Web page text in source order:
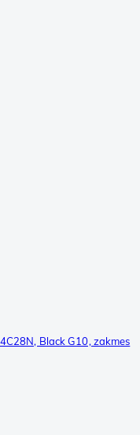
Black G10, zakmes